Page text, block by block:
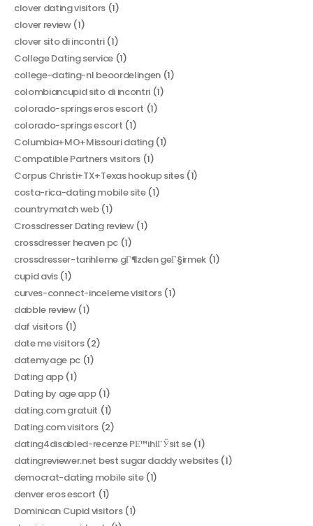
clover dating visitors(1)
clover review(1)
clover sito di incontri(1)
College Dating service(1)
college-dating-nl beoordelingen(1)
colombiancupid sito di incontri(1)
colorado-springs eros escort (1)
colorado-springs escort (1)
Columbia+MO+Missouri dating(1)
Compatible Partners visitors(1)
Corpus Christi+TX+Texas hookup sites(1)
costa-rica-dating mobile site(1)
countrymatch web(1)
Crossdresser Dating review(1)
crossdresser heaven pc(1)
crossdresser-tarihleme gГ¶zden geГ§irmek (1)
cupid avis(1)
curves-connect-inceleme visitors(1)
dabble review(1)
daf visitors (1)
date me visitors(2)
datemyage pc (1)
Dating app(1)
Dating by age app(1)
dating.com gratuit (1)
Dating.com visitors(2)
dating4disabled-recenze PЕ™ihlГЎsit se(1)
datingreviewer.net best sugar daddy websites(1)
democrat-dating mobile site(1)
denver eros escort (1)
Dominican Cupid visitors(1)